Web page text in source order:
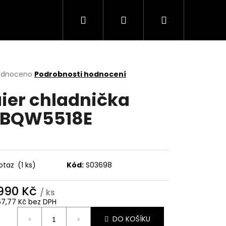
Mikrovlnné trouby
Hledat PřihlášeníNákupní
Podrobnosti hodnocení
chladnička
(1 ks) Kód: S03698
Kč / ks
Kč bez DPH
DO KOŠÍKU